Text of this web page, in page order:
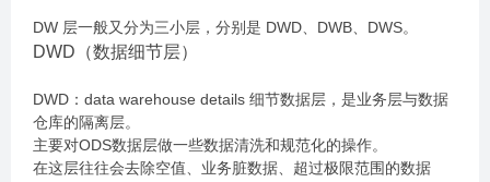
DW 层一般又分为三小层，分别是 DWD、DWB、DWS。
DWD（数据细节层）
DWD：data warehouse details 细节数据层，是业务层与数据
仓库的隔离层。
主要对ODS数据层做一些数据清洗和规范化的操作。
在这层往往会去除空值、业务脏数据、超过极限范围的数据